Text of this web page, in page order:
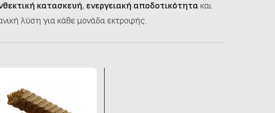
κατασκευή, ενεργειακή αποδοτικότητα και
λύση για κάθε μονάδα εκτροφής.